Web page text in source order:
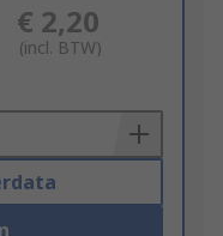
€ 2,20
(incl. BTW)